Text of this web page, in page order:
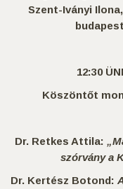
Szent-Iványi
12:30
Köszöntőt
Dr. Retkes Attila:
szórvány a
Dr. Kertész Botond: